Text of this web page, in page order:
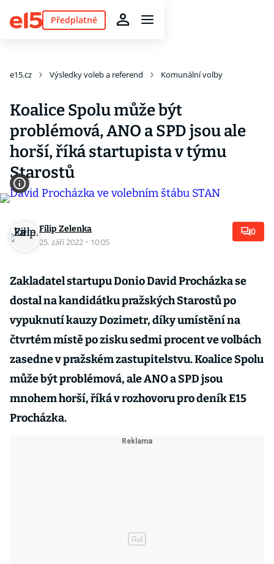
Předplatné
e15.cz Výsledky voleb a referend Komunální volby
Koalice Spolu může být
problémová, ANO a SPD jsou ale
horší, říká startupista v týmu
Starostů
Filip Zelenka
25. září 2022 · 10:05
0
Zakladatel startupu Donio David Procházka se
dostal na kandidátku pražských Starostů po
vypuknutí kauzy Dozimetr, díky umístění na
čtvrtém místě po zisku sedmi procent ve volbách
zasedne v pražském zastupitelstvu. Koalice Spolu
může být problémová, ale ANO a SPD jsou
mnohem horší, říká v rozhovoru pro deník E15
Procházka.